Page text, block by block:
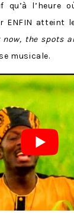
qu’à l’heure
ENFIN atteint
the spots
musicale.